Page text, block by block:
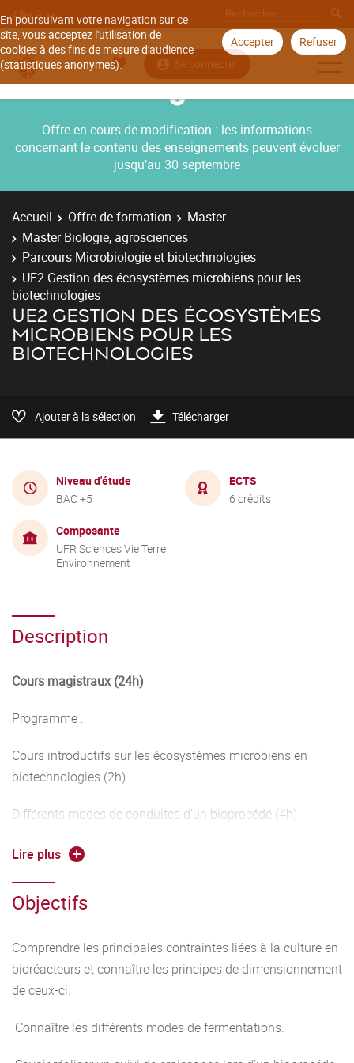
En poursuivant votre navigation sur ce
site, vous acceptez l'utilisation de
cookies à des fins de mesure d'audience
(statistiques anonymes).
Accepter Refuser
Aller à
Se connecter
Offre en cours de modification : les informations
concernant le contenu des enseignements peuvent évoluer
jusqu’au 30 septembre
Accueil Offre de formation
Master
Master Biologie, agrosciences
Parcours Microbiologie et biotechnologies
UE2 Gestion des écosystèmes microbiens pour les
biotechnologies
UE2 GESTION DES ÉCOSYSTÈMES
MICROBIENS POUR LES
BIOTECHNOLOGIES
Ajouter à la sélection Télécharger
Niveau d'étude
BAC +5
ECTS
6 crédits
Composante
UFR Sciences Vie Terre
Environnement
Description
Cours magistraux (24h)
Programme :
Cours introductifs sur les écosystèmes microbiens en
biotechnologies (2h)
Différents modes de conduites d’un bioprocédé (4h)
Stratégies de scale-up (4h)
Dimensionnement de bioréacteurs (4h)
(biofilms) (6h)
Suivie des paramètres de croissance et métabolique (4h)
Travaux dirigés (6h)
Mini-projet de dimensionnement d’un bioprocédé (6h).
Lire plus
Objectifs
Comprendre les principales contraintes liées à la culture en
bioréacteurs et connaître les principes de dimensionnement
de ceux-ci.
Connaître les différents modes de fermentations.